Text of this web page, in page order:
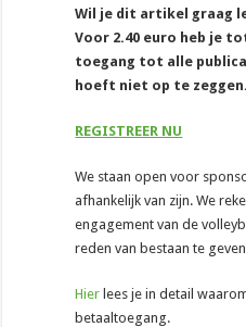
Wil je dit artikel graag
Voor 2.40 euro heb je
toegang tot alle
hoeft niet op te zeggen.
REGISTREER NU
We staan open voor
afhankelijk van zijn. We
engagement van de
reden van bestaan te
Hier lees je in detail
betaaltoegang.